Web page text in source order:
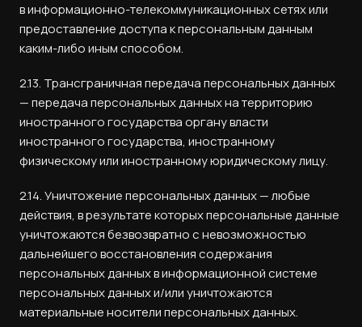
в информационно-телекоммуникационных сетях или
предоставление доступа к персональным данным
каким-либо иным способом.
2.13. Трансграничная передача персональных данных
— передача персональных данных на территорию
иностранного государства органу власти
иностранного государства, иностранному
физическому или иностранному юридическому лицу.
2.14. Уничтожение персональных данных — любые
действия, в результате которых персональные данные
уничтожаются безвозвратно с невозможностью
дальнейшего восстановления содержания
персональных данных в информационной системе
персональных данных и/или уничтожаются
материальные носители персональных данных.